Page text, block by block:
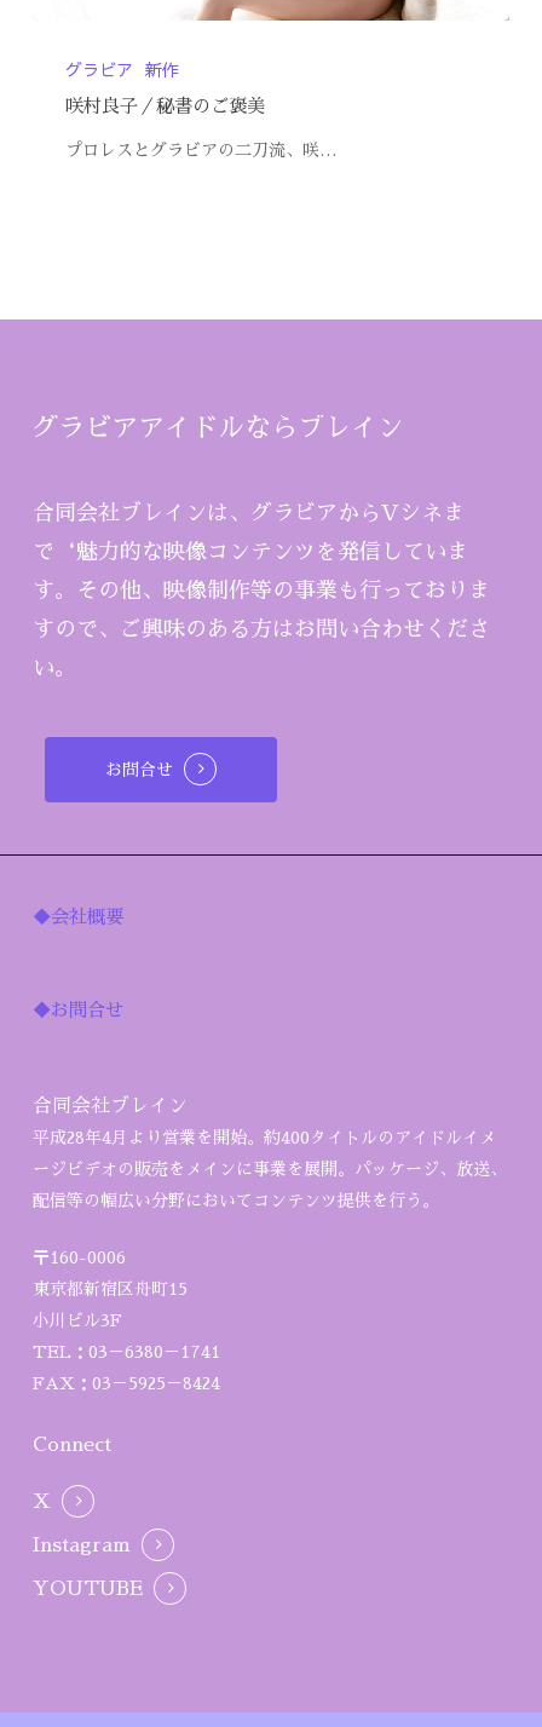
グラビア 新作
咲村良子／秘書のご褒美
プロレスとグラビアの二刀流、咲…
グラビアアイドルならブレイン
合同会社ブレインは、グラビアからVシネま
で‘魅力的な映像コンテンツを発信していま
す。その他、映像制作等の事業も行っておりま
すので、ご興味のある方はお問い合わせくださ
い。
お問合せ
◆会社概要
◆お問合せ
合同会社ブレイン
平成28年4月より営業を開始。約400タイトルのアイドルイメ
ージビデオの販売をメインに事業を展開。パッケージ、放送、
配信等の幅広い分野においてコンテンツ提供を行う。
〒160-0006
東京都新宿区舟町15
小川ビル3F
TEL：03－6380－1741
FAX：03－5925－8424
Connect
X
Instagram
YOUTUBE